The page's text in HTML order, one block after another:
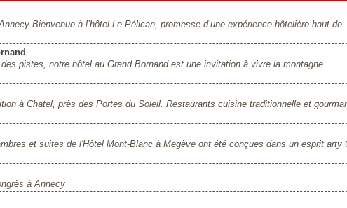
Bienvenue à l’hôtel Le Pélican, promesse d’une expérience hôtelière haut de
pistes, notre hôtel au Grand Bornand est une invitation à vivre la montagne
à Chatel, près des Portes du Soleil. Restaurants cuisine traditionnelle et
et suites de l'Hôtel Mont-Blanc à Megève ont été conçues dans un esprit arty
à Annecy